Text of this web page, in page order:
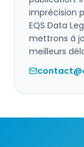
imprécision
EQS Data
mettrons à
meilleurs